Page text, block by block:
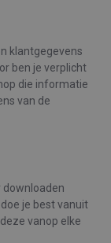
klantgegevens
ben je verplicht
die informatie
van de
downloaden
je best vanuit
vanop elke